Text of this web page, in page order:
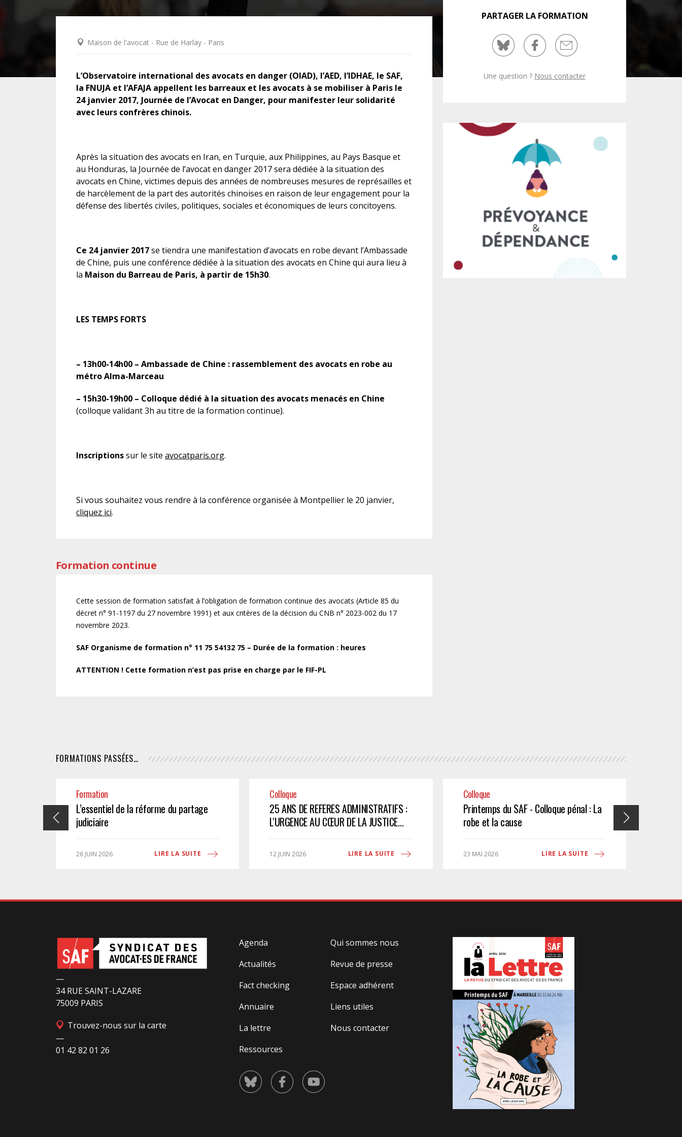
DROIT INTERNATIONAL
POLICE / MAINTIEN DE L'ORDRE
PROCÉDURE CIVILE
Maison de l'avocat - Rue de Harlay - Paris
L’Observatoire international des avocats en danger (OIAD), l’AED, l’IDHAE, le SAF,
la FNUJA et l’AFAJA appellent les barreaux et les avocats à se mobiliser à Paris le
24 janvier 2017, Journée de l’Avocat en Danger, pour manifester leur solidarité
avec leurs confrères chinois.
Après la situation des avocats en Iran, en Turquie, aux Philippines, au Pays Basque et
au Honduras, la Journée de l’avocat en danger 2017 sera dédiée à la situation des
avocats en Chine, victimes depuis des années de nombreuses mesures de représailles et
de harcèlement de la part des autorités chinoises en raison de leur engagement pour la
défense des libertés civiles, politiques, sociales et économiques de leurs concitoyens.
Ce 24 janvier 2017se tiendra une manifestation d’avocats en robe devant l’Ambassade
de Chine, puis une conférence dédiée à la situation des avocats en Chine qui aura lieu à
la Maison du Barreau de Paris, à partir de 15h30.
LES TEMPS FORTS
– 13h00-14h00 – Ambassade de Chine : rassemblement des avocats en robe au
métro Alma-Marceau
– 15h30-19h00 – Colloque dédié à la situation des avocats menacés en Chine
(colloque validant 3h au titre de la formation continue).
Inscriptionssur le site avocatparis.org.
Si vous souhaitez vous rendre à la conférence organisée à Montpellier le 20 janvier,
cliquez ici.
Formation continue
Cette session de formation satisfait à l’obligation de formation continue des avocats (Article 85 du
décret n° 91-1197 du 27 novembre 1991) et aux critères de la décision du CNB n° 2023-002 du 17
novembre 2023.
SAF Organisme de formation n° 11 75 54132 75 – Durée de la formation : heures
ATTENTION ! Cette formation n’est pas prise en charge par le FIF-PL
PARTAGER LA FORMATION
Une question ? Nous contacter
FORMATIONS PASSÉES…
Formation
L’essentiel de la réforme du partage
judiciaire
26 JUIN 2026 LIRE LA SUITE
Colloque
25 ANS DE REFERES ADMINISTRATIFS :
L'URGENCE AU CŒUR DE LA JUSTICE
12 JUIN 2026 LIRE LA SUITE
Colloque
Printemps du SAF - Colloque pénal : La
robe et la cause
23 MAI 2026 LIRE LA SUITE
—
34 RUE SAINT-LAZARE
75009 PARIS
Trouvez-nous sur la carte
—
01 42 82 01 26
Agenda
Actualités
Fact checking
Annuaire
La lettre
Ressources
Qui sommes nous
Revue de presse
Espace adhérent
Liens utiles
Nous contacter